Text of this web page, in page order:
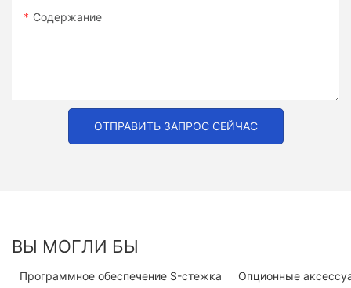
Содержание
ОТПРАВИТЬ ЗАПРОС СЕЙЧАС
ВЫ МОГЛИ БЫ
Опционные
Программное обеспечение S-стежка